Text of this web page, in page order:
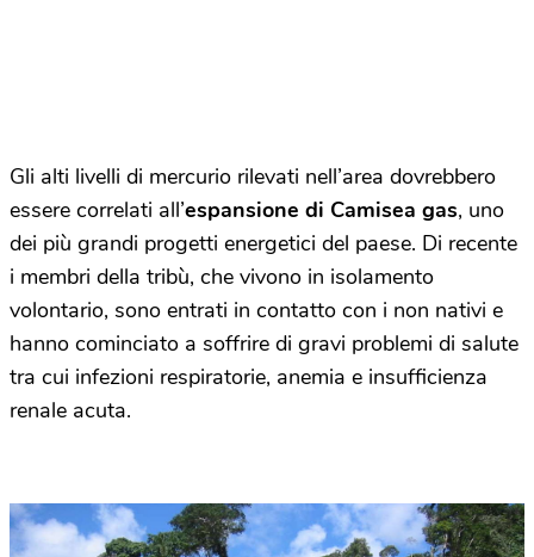
Gli alti livelli di mercurio rilevati nell’area dovrebbero
essere correlati all’espansione di Camisea gas, uno
dei più grandi progetti energetici del paese. Di recente
i membri della tribù, che vivono in isolamento
volontario, sono entrati in contatto con i non nativi e
hanno cominciato a soffrire di gravi problemi di salute
tra cui infezioni respiratorie, anemia e insufficienza
renale acuta.